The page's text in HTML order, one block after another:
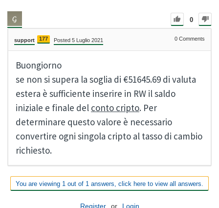
0
support 177 Posted 5 Luglio 2021 0 Comments
Buongiorno
se non si supera la soglia di €51645.69 di valuta
estera è sufficiente inserire in RW il saldo
iniziale e finale del conto cripto. Per
determinare questo valore è necessario
convertire ogni singola cripto al tasso di cambio
richiesto.
You are viewing 1 out of 1 answers, click here to view all answers.
Register or Login